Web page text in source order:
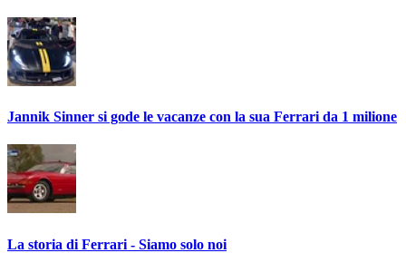
Jannik Sinner si gode le vacanze con la sua Ferrari da 1 milione
La storia di Ferrari - Siamo solo noi